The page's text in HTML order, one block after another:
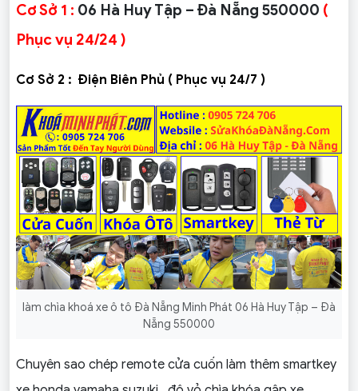
Cơ Sở 1 : 06 Hà Huy Tập – Đà Nẵng 550000 (
Phục vụ 24/24 )
Cơ Sở 2 : Điện Biên Phủ ( Phục vụ 24/7 )
làm chìa khoá xe ô tô Đà Nẵng Minh Phát 06 Hà Huy Tập – Đà
Nẵng 550000
Chuyên sao chép remote cửa cuốn làm thêm smartkey